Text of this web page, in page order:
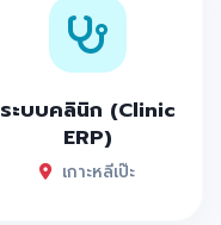
ระบบคลินิก (Clinic
ERP)
เกาะหลีเป๊ะ